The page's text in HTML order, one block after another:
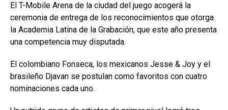
El T-Mobile Arena de la ciudad del juego acogerá la
ceremonia de entrega de los reconocimientos que otorga
la Academia Latina de la Grabación, que este año presenta
una competencia muy disputada.
El colombiano Fonseca, los mexicanos Jesse & Joy y el
brasileño Djavan se postulan como favoritos con cuatro
nominaciones cada uno.